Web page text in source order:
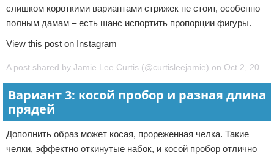
слишком короткими вариантами стрижек не стоит, особенно
полным дамам – есть шанс испортить пропорции фигуры.
View this post on Instagram
Вариант 3: косой пробор и разная длина
прядей
Дополнить образ может косая, прореженная челка. Такие
челки, эффектно откинутые набок, и косой пробор отлично